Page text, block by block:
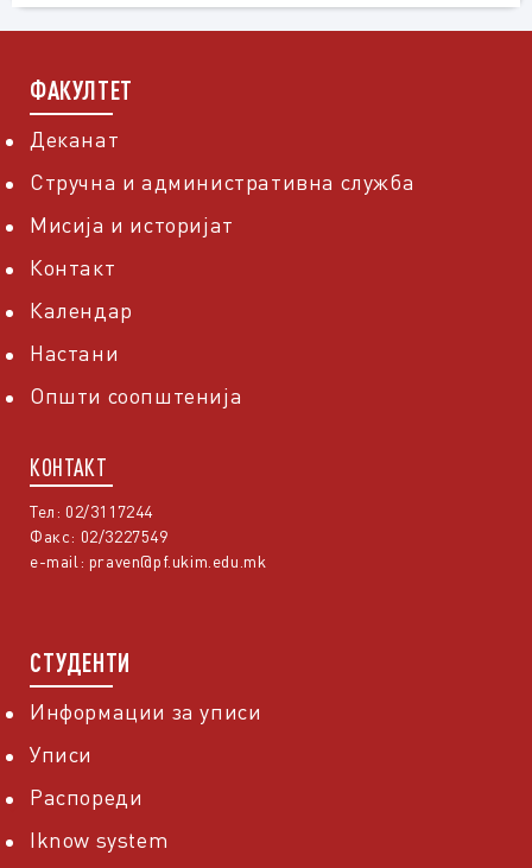
ФАКУЛТЕТ
Деканат
Стручна и административна служба
Мисија и историјат
Контакт
Календар
Настани
Општи соопштенија
КОНТАКТ
Тел: 02/3117244
Факс: 02/3227549
e-mail: praven@pf.ukim.edu.mk
СТУДЕНТИ
Информации за уписи
Уписи
Распореди
Iknow system